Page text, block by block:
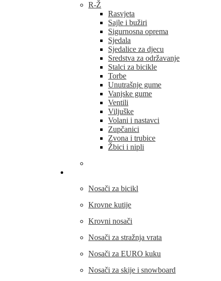
R-Ž
Rasvjeta
Sajle i bužiri
Sigurnosna oprema
Sjedala
Sjedalice za djecu
Sredstva za održavanje
Stalci za bicikle
Torbe
Unutrašnje gume
Vanjske gume
Ventili
Viljuške
Volani i nastavci
Zupčanici
Zvona i trubice
Žbici i nipli
Nosači za bicikl
Krovne kutije
Krovni nosači
Nosači za stražnja vrata
Nosači za EURO kuku
Nosači za skije i snowboard